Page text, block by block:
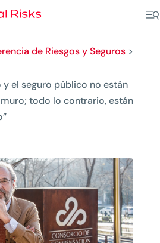
de Riesgos y Seguros>
y el seguro público no están
todo lo contrario, están